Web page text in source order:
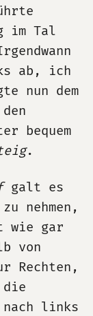
im Tal
ab, ich
nun dem
bequem
.
galt es
nehmen,
wie gar
von
Rechten,
links